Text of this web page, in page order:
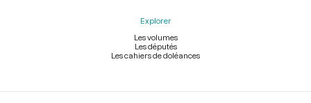
Explorer
Les volumes
Les députés
Les cahiers de doléances